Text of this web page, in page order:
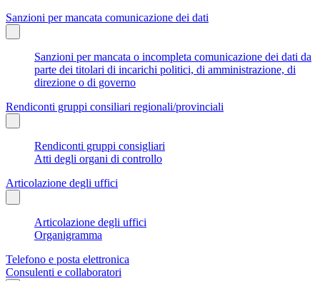
Sanzioni per mancata comunicazione dei dati
Sanzioni per mancata o incompleta comunicazione dei dati da
parte dei titolari di incarichi politici, di amministrazione, di
direzione o di governo
Rendiconti gruppi consiliari regionali/provinciali
Rendiconti gruppi consigliari
Atti degli organi di controllo
Articolazione degli uffici
Articolazione degli uffici
Organigramma
Telefono e posta elettronica
Consulenti e collaboratori